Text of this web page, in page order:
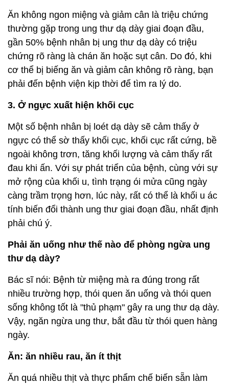
Ăn không ngon miệng và giảm cân là triệu chứng
thường gặp trong ung thư dạ dày giai đoạn đầu,
gần 50% bệnh nhân bị ung thư dạ dày có triệu
chứng rõ ràng là chán ăn hoặc sụt cân. Do đó, khi
cơ thể bị biếng ăn và giảm cân không rõ ràng, bạn
phải đến bệnh viện kịp thời để tìm ra lý do.
3. Ở ngực xuất hiện khối cục
Một số bệnh nhân bị loét dạ dày sẽ cảm thấy ở
ngực có thể sờ thấy khối cục, khối cục rất cứng, bề
ngoài không trơn, tăng khối lượng và cảm thấy rất
đau khi ấn. Với sự phát triển của bệnh, cùng với sự
mở rộng của khối u, tình trạng ói mửa cũng ngày
càng trầm trọng hơn, lúc này, rất có thể là khối u ác
tính biến đổi thành ung thư giai đoạn đầu, nhất định
phải chú ý.
Phải ăn uống như thế nào để phòng ngừa ung
thư dạ dày?
Bác sĩ nói: Bệnh từ miệng mà ra đúng trong rất
nhiều trường hợp, thói quen ăn uống và thói quen
sống không tốt là "thủ phạm" gây ra ung thư dạ dày.
Vậy, ngăn ngừa ung thư, bắt đầu từ thói quen hàng
ngày.
Ăn: ăn nhiều rau, ăn ít thịt
Ăn quá nhiều thịt và thực phẩm chế biến sẵn làm